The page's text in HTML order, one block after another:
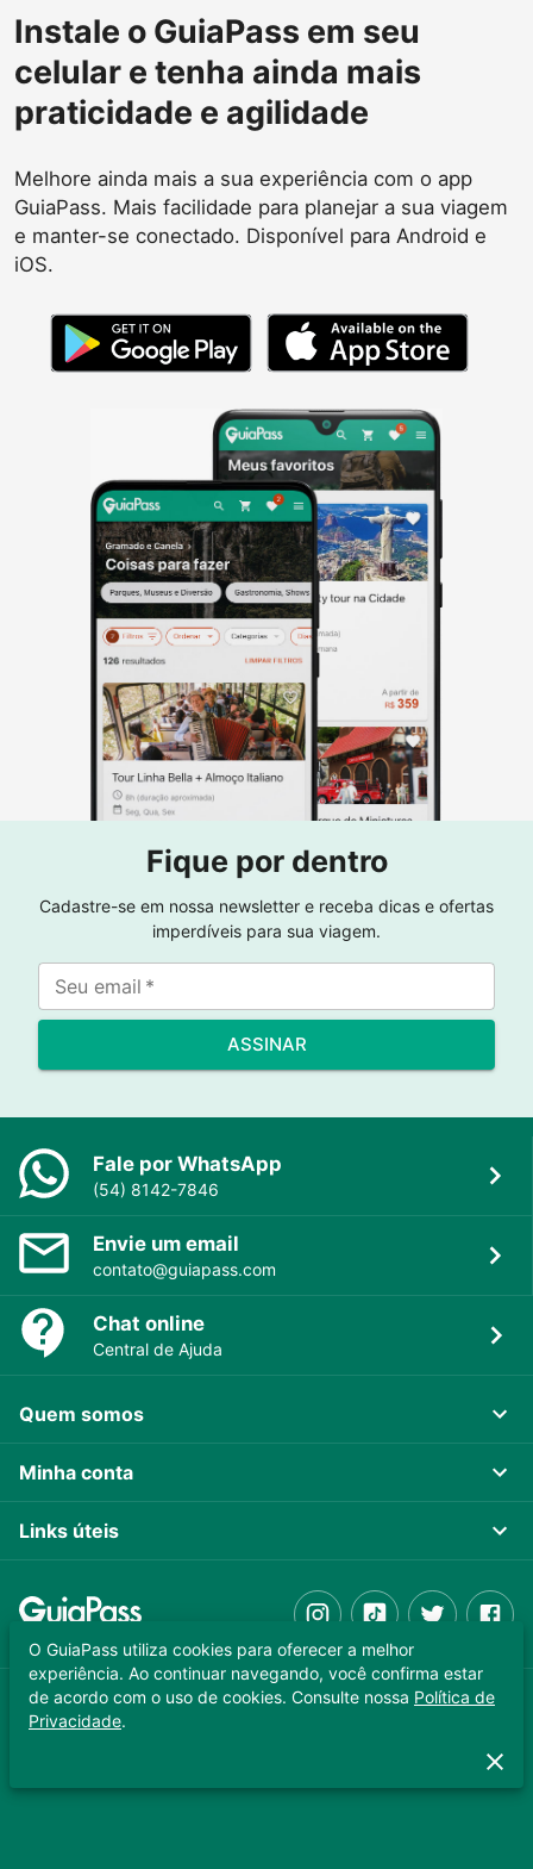
Instale o GuiaPass em seu
celular e tenha ainda mais
praticidade e agilidade
Melhore ainda mais a sua experiência com o app
GuiaPass. Mais facilidade para planejar a sua viagem
e manter-se conectado. Disponível para Android e
iOS.
Fique por dentro
Cadastre-se em nossa newsletter e receba dicas e ofertas
imperdíveis para sua viagem.
Seu email *
ASSINAR
Fale por WhatsApp
(54) 8142-7846
Envie um email
contato@guiapass.com
Chat online
Central de Ajuda
Quem somos
Minha conta
Links úteis
GUIAPASS TECNOLOGIA LTDA. CNPJ 37.989.806/0001-64
Copyright © 2025 - Todos os direitos reservados
O GuiaPass utiliza cookies para oferecer a melhor
experiência. Ao continuar navegando, você confirma estar
de acordo com o uso de cookies. Consulte nossa Política de
Privacidade.